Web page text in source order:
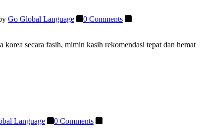
Go Global Language
0 Comments
secara fasih, mimin kasih rekomendasi tepat dan hemat
Language
0 Comments